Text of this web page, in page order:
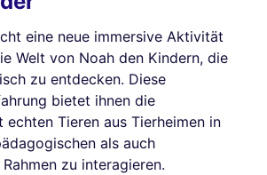
eine neue immersive Aktivität
Welt von Noah den Kindern, die
zu entdecken. Diese
bietet ihnen die
Tieren aus Tierheimen in
als auch
zu interagieren.